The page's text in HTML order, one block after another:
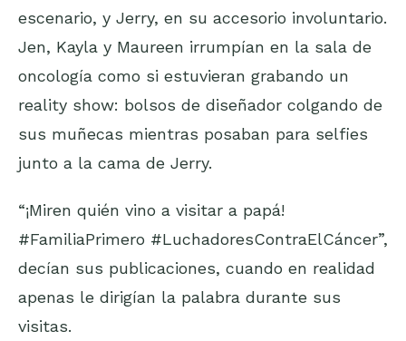
escenario, y Jerry, en su accesorio involuntario.
Jen, Kayla y Maureen irrumpían en la sala de
oncología como si estuvieran grabando un
reality show: bolsos de diseñador colgando de
sus muñecas mientras posaban para selfies
junto a la cama de Jerry.
“¡Miren quién vino a visitar a papá!
#FamiliaPrimero #LuchadoresContraElCáncer”,
decían sus publicaciones, cuando en realidad
apenas le dirigían la palabra durante sus
visitas.